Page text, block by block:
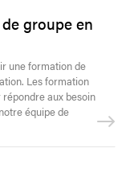
groupe en
une formation de
Les formation
aux besoin
équipe de